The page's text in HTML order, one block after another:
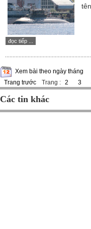
đọc tiếp ...
Xem bài theo ngày tháng
Trang trước
Trang : 2 3
Các tin khác